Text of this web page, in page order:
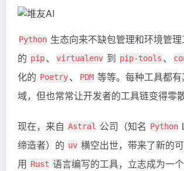
Python 生态向来不缺包管理和环境管
的 pip、 virtualenv 到 pip-tools 、
化的 Poetry、 PDM 等等。每种工具都
域，但也常常让开发者的工具链变得零
现在，来自 Astral 公司（知名 Python
缔造者）的 uv 横空出世，带来了新的
用 Rust 语言编写的工具，立志成为一个